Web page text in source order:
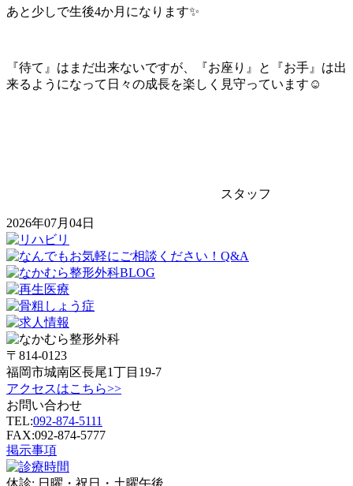
あと少しで生後4か月になります✨
『待て』はまだ出来ないですが、『お座り』と『お手』は出
来るようになって日々の成長を楽しく見守っています☺️
スタッフ
2026年07月04日
〒814-0123
福岡市城南区長尾1丁目19-7
アクセスはこちら>>
お問い合わせ
TEL:092-874-5111
FAX:092-874-5777
掲示事項
休診: 日曜・祝日・土曜午後